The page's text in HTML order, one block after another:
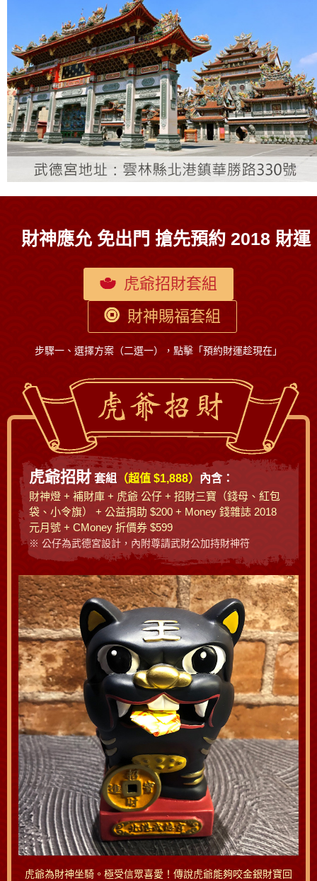
財神應允 免出門 搶先預約 2018 財運
虎爺招財套組
財神賜福套組
步驟一、選擇方案（二選一），點擊「預約財運趁現在」
虎爺招財套組（超值 $1,888） 內含：
財神燈 + 補財庫 + 虎爺 公仔 + 招財三寶（錢母、紅包
袋、小令旗） + 公益捐助 $200 + Money 錢雜誌 2018
元月號 + CMoney 折價券 $599
※ 公仔為武德宮設計，內附尊請武財公加持財神符
虎爺為財神坐騎。極受信眾喜愛！傳說虎爺能夠咬金銀財寶回